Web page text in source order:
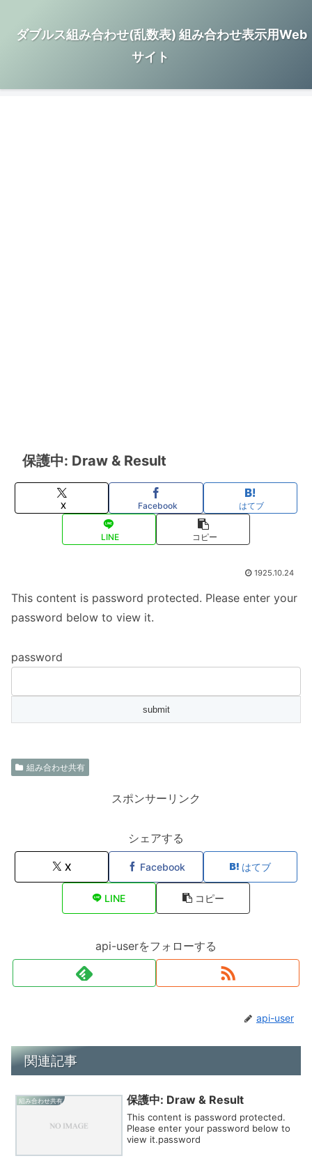
ダブルス組み合わせ(乱数表) 組み合わせ表示用Web
サイト
保護中: Draw & Result
X Facebook はてブ
LINE コピー
1925.10.24
This content is password protected. Please enter your
password below to view it.
password
組み合わせ共有
スポンサーリンク
シェアする
X Facebook はてブ
LINE コピー
api-userをフォローする
api-user
関連記事
組み合わせ共有 保護中: Draw & Result
This content is password protected.
Please enter your password below to
view it.password